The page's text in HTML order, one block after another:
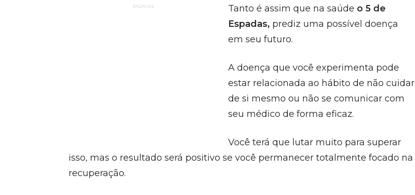
Anúncios Tanto é assim que na saúde o 5 de
Espadas, prediz uma possível doença
em seu futuro.
A doença que você experimenta pode
estar relacionada ao hábito de não cuidar
de si mesmo ou não se comunicar com
seu médico de forma eficaz.
Você terá que lutar muito para superar
isso, mas o resultado será positivo se você permanecer totalmente focado na
recuperação.